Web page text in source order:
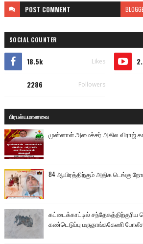
POST COMMENT
SOCIAL COUNTER
18.5k Likes
2286 Followers
பிரபல்யமானவை
முன்னாள் அமைச்சர் அகில விராஜ்
84 ஆயிரத்திற்கும் அதிக டெங்கு
கட்டைக்காட்டில்
கண்டெடுப்பு மருதாங்ககேணி